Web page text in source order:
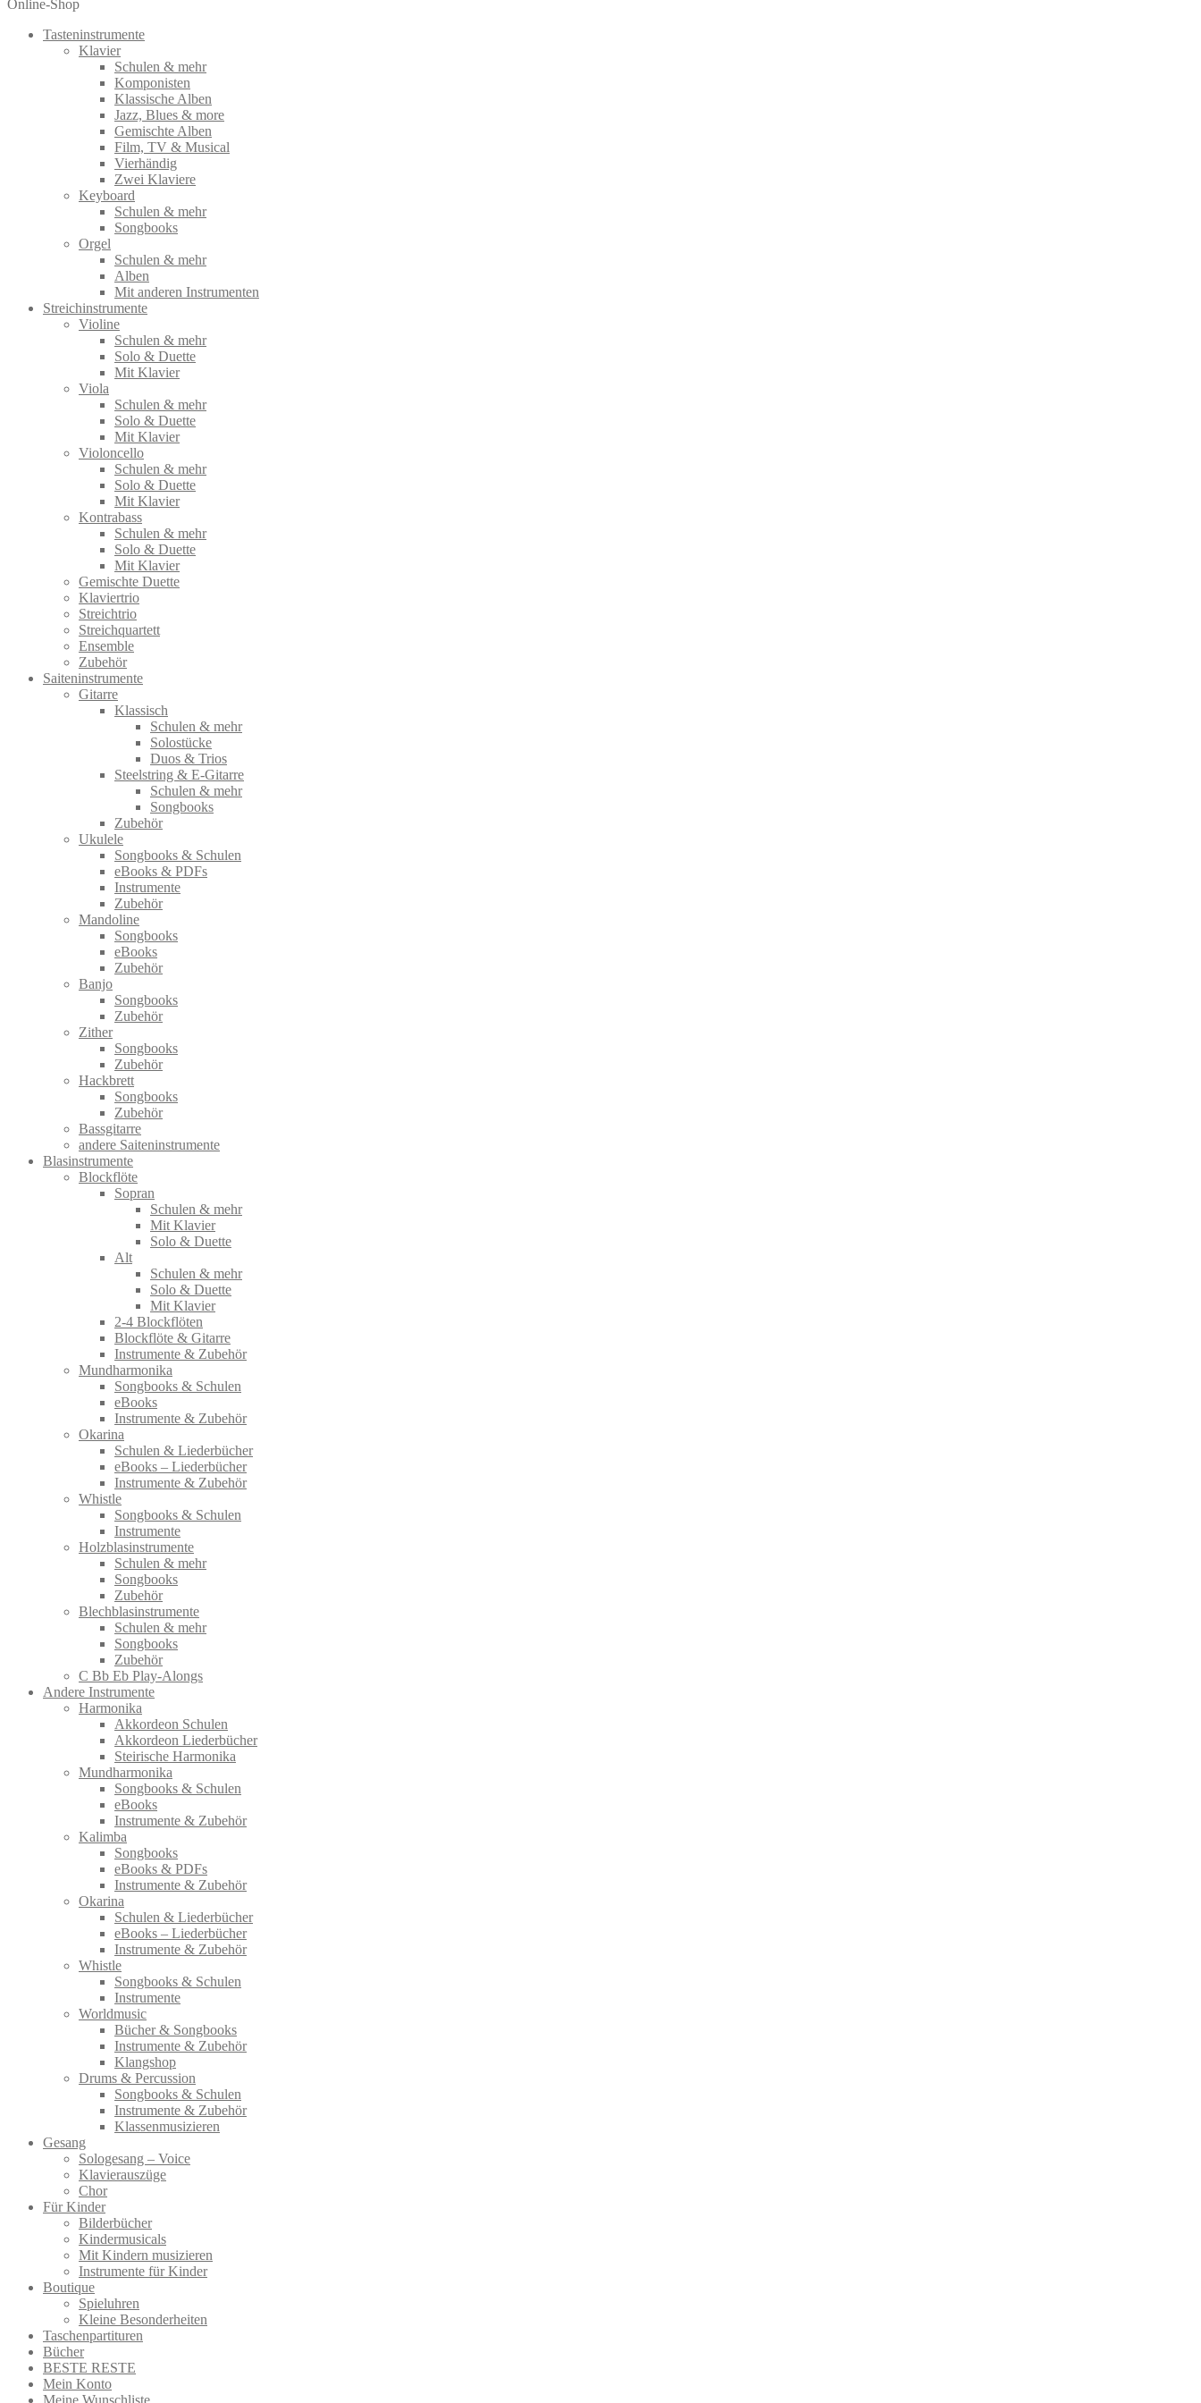
Online-Shop
Tasteninstrumente
Klavier
Schulen & mehr
Komponisten
Klassische Alben
Jazz, Blues & more
Gemischte Alben
Film, TV & Musical
Vierhändig
Zwei Klaviere
Keyboard
Schulen & mehr
Songbooks
Orgel
Schulen & mehr
Alben
Mit anderen Instrumenten
Streichinstrumente
Violine
Schulen & mehr
Solo & Duette
Mit Klavier
Viola
Schulen & mehr
Solo & Duette
Mit Klavier
Violoncello
Schulen & mehr
Solo & Duette
Mit Klavier
Kontrabass
Schulen & mehr
Solo & Duette
Mit Klavier
Gemischte Duette
Klaviertrio
Streichtrio
Streichquartett
Ensemble
Zubehör
Saiteninstrumente
Gitarre
Klassisch
Schulen & mehr
Solostücke
Duos & Trios
Steelstring & E-Gitarre
Schulen & mehr
Songbooks
Zubehör
Ukulele
Songbooks & Schulen
eBooks & PDFs
Instrumente
Zubehör
Mandoline
Songbooks
eBooks
Zubehör
Banjo
Songbooks
Zubehör
Zither
Songbooks
Zubehör
Hackbrett
Songbooks
Zubehör
Bassgitarre
andere Saiteninstrumente
Blasinstrumente
Blockflöte
Sopran
Schulen & mehr
Mit Klavier
Solo & Duette
Alt
Schulen & mehr
Solo & Duette
Mit Klavier
2-4 Blockflöten
Blockflöte & Gitarre
Instrumente & Zubehör
Mundharmonika
Songbooks & Schulen
eBooks
Instrumente & Zubehör
Okarina
Schulen & Liederbücher
eBooks – Liederbücher
Instrumente & Zubehör
Whistle
Songbooks & Schulen
Instrumente
Holzblasinstrumente
Schulen & mehr
Songbooks
Zubehör
Blechblasinstrumente
Schulen & mehr
Songbooks
Zubehör
C Bb Eb Play-Alongs
Andere Instrumente
Harmonika
Akkordeon Schulen
Akkordeon Liederbücher
Steirische Harmonika
Mundharmonika
Songbooks & Schulen
eBooks
Instrumente & Zubehör
Kalimba
Songbooks
eBooks & PDFs
Instrumente & Zubehör
Okarina
Schulen & Liederbücher
eBooks – Liederbücher
Instrumente & Zubehör
Whistle
Songbooks & Schulen
Instrumente
Worldmusic
Bücher & Songbooks
Instrumente & Zubehör
Klangshop
Drums & Percussion
Songbooks & Schulen
Instrumente & Zubehör
Klassenmusizieren
Gesang
Sologesang – Voice
Klavierauszüge
Chor
Für Kinder
Bilderbücher
Kindermusicals
Mit Kindern musizieren
Instrumente für Kinder
Boutique
Spieluhren
Kleine Besonderheiten
Taschenpartituren
Bücher
BESTE RESTE
Mein Konto
Meine Wunschliste